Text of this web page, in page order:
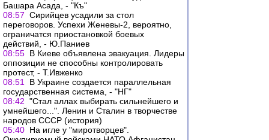
Башара Асада, - "Къ"
08:57 Сирийцев усадили за стол
переговоров. Успехи Женевы-2, вероятно,
ограничатся приостановкой боевых
действий, - Ю.Паниев
08:55 В Киеве объявлена эвакуация. Лидеры
оппозиции не способны контролировать
протест, - Т.Ивженко
08:51
В Украине создается параллельная
государственная система, - "НГ"
08:42 "Стал аллах выбирать сильнейшего и
умнейшего...". Ленин и Сталин в творчестве
народов СССР (история)
05:40 На игле у "миротворцев".